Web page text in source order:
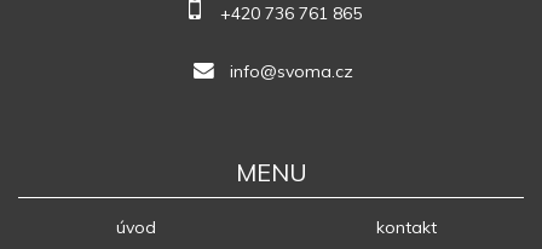
+420 736 761 865
info@svoma.cz
MENU
úvod
kontakt